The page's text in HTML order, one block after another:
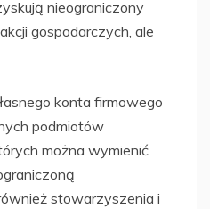
nieograniczony
gospodarczych, ale
konta firmowego
podmiotów
można wymienić
stowarzyszenia i